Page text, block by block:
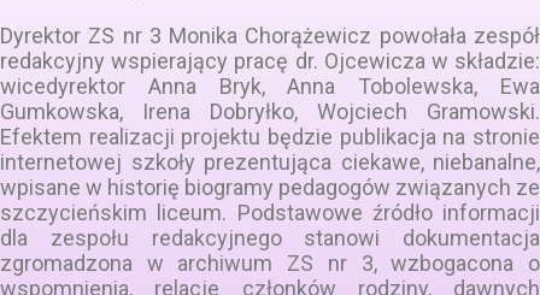
Dyrektor ZS nr 3 Monika Chorążewicz powołała zespół
redakcyjny wspierający pracę dr. Ojcewicza w składzie:
wicedyrektor Anna Bryk, Anna Tobolewska, Ewa
Gumkowska, Irena Dobryłko, Wojciech Gramowski.
Efektem realizacji projektu będzie publikacja na stronie
internetowej szkoły prezentująca ciekawe, niebanalne,
wpisane w historię biogramy pedagogów związanych ze
szczycieńskim liceum. Podstawowe źródło informacji
dla zespołu redakcyjnego stanowi dokumentacja
zgromadzona w archiwum ZS nr 3, wzbogacona o
wspomnienia, relacje członków rodziny, dawnych